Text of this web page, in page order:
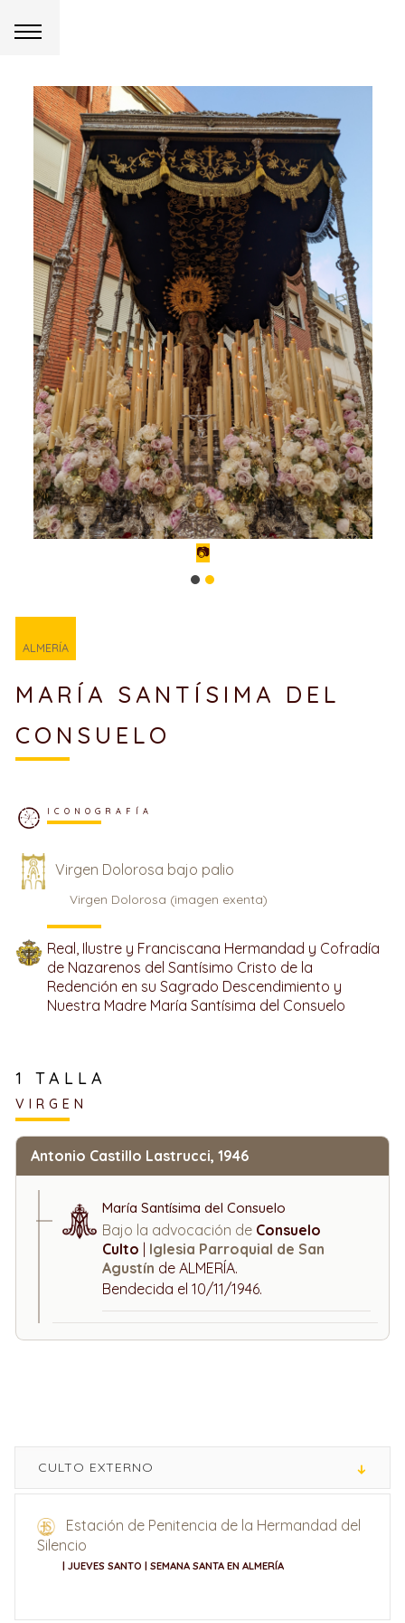
📷
ALMERÍA
MARÍA SANTÍSIMA DEL
CONSUELO
ICONOGRAFÍA
Virgen Dolorosa bajo palio
Virgen Dolorosa (imagen exenta)
Real, Ilustre y Franciscana Hermandad y Cofradía
de Nazarenos del Santísimo Cristo de la
Redención en su Sagrado Descendimiento y
Nuestra Madre María Santísima del Consuelo
1 TALLA
VIRGEN
Antonio Castillo Lastrucci, 1946
María Santísima del Consuelo
Bajo la advocación de Consuelo
Culto
Iglesia Parroquial de San
Agustín de ALMERÍA.
Bendecida el 10/11/1946.
CULTO EXTERNO
Estación de Penitencia de la Hermandad del
Silencio
| JUEVES SANTO | SEMANA SANTA EN ALMERÍA